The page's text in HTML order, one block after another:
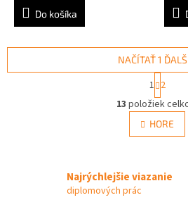
Do košíka
O
v
l
á
c
NAČÍTAŤ 1
t
r
á
n
k
a
1 2
13 položiek
HORE
Najrýchlejšie viazanie
diplomových prác